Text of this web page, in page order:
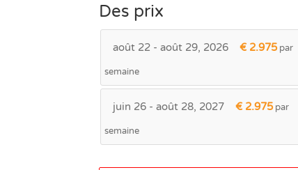
Des prix
août 22 - août 29, 2026 € 2.975par
semaine
juin 26 - août 28, 2027 € 2.975par
semaine